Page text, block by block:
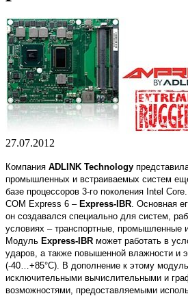
27.07.2012
Компания ADLINK Technology
промышленных и встраиваемых систем
базе процессоров 3-го поколения Intel
COM Express 6 – Express-IBR . Основная
он создавался специально для систем,
условиях – транспортные, промышленные
Модуль Express-IBR может работать в
ударов, а также повышенной влажности и
(-40…+85°C). В дополнение к этому
исключительными вычислительными и
возможностями, предоставляемыми